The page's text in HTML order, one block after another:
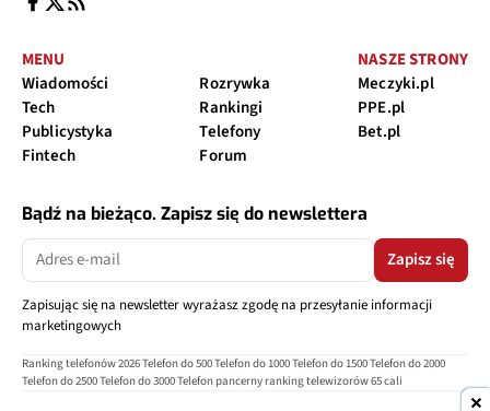
MENU
Wiadomości
Tech
Publicystyka
Fintech
Rozrywka
Rankingi
Telefony
Forum
NASZE STRONY
Meczyki.pl
PPE.pl
Bet.pl
Bądź na bieżąco. Zapisz się do newslettera
Zapisz się
Zapisując się na newsletter wyrażasz zgodę na przesyłanie informacji
marketingowych
Ranking telefonów 2026Telefon do 500Telefon do 1000Telefon do 1500Telefon do 2000
Telefon do 2500Telefon do 3000Telefon pancerny ranking telewizorów 65 cali